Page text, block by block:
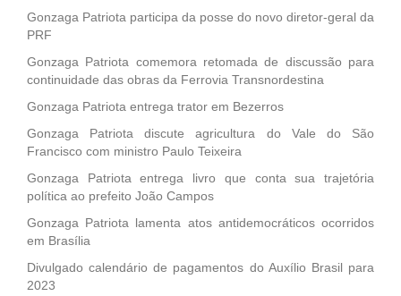
Gonzaga Patriota participa da posse do novo diretor-geral da
PRF
Gonzaga Patriota comemora retomada de discussão para
continuidade das obras da Ferrovia Transnordestina
Gonzaga Patriota entrega trator em Bezerros
Gonzaga Patriota discute agricultura do Vale do São
Francisco com ministro Paulo Teixeira
Gonzaga Patriota entrega livro que conta sua trajetória
política ao prefeito João Campos
Gonzaga Patriota lamenta atos antidemocráticos ocorridos
em Brasília
Divulgado calendário de pagamentos do Auxílio Brasil para
2023